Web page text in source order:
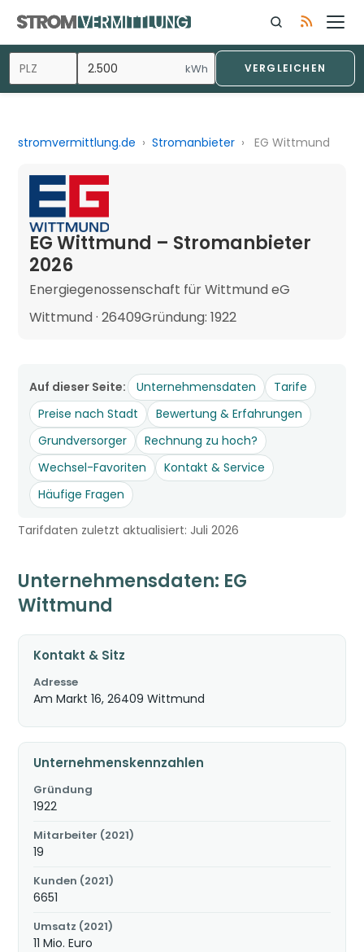
kWh VERGLEICHEN
stromvermittlung.de › Stromanbieter › EG Wittmund
EG Wittmund – Stromanbieter
2026
Energiegenossenschaft für Wittmund eG
Wittmund · 26409Gründung: 1922
Auf dieser Seite: Unternehmensdaten
Tarife
Preise nach Stadt
Bewertung & Erfahrungen
Grundversorger
Rechnung zu hoch?
Wechsel-Favoriten
Kontakt & Service
Häufige Fragen
Tarifdaten zuletzt aktualisiert: Juli 2026
Unternehmensdaten: EG
Wittmund
Kontakt & Sitz
Adresse
Am Markt 16, 26409 Wittmund
Unternehmenskennzahlen
Gründung
1922
Mitarbeiter (2021)
19
Kunden (2021)
6651
Umsatz (2021)
11 Mio. Euro